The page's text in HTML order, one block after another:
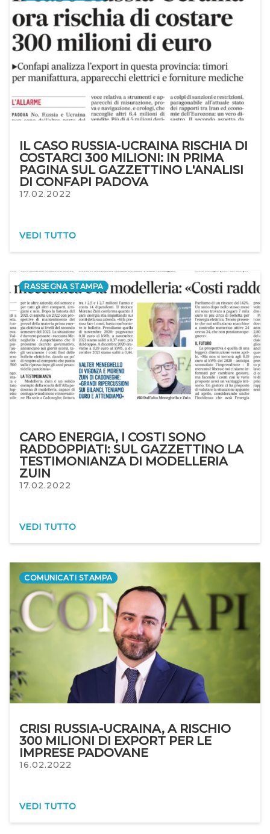
IL CASO RUSSIA-UCRAINA RISCHIA DI
COSTARCI 300 MILIONI: IN PRIMA
PAGINA SUL GAZZETTINO L'ANALISI
DI CONFAPI PADOVA
17.02.2022
VEDI TUTTO
RASSEGNA STAMPA
CARO ENERGIA, I COSTI SONO
RADDOPPIATI: SUL GAZZETTINO LA
TESTIMONIANZA DI MODELLERIA
ZUIN
17.02.2022
VEDI TUTTO
COMUNICATI STAMPA
CRISI RUSSIA-UCRAINA, A RISCHIO
300 MILIONI DI EXPORT PER LE
IMPRESE PADOVANE
16.02.2022
VEDI TUTTO